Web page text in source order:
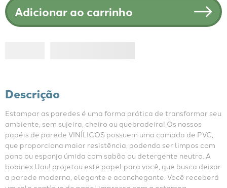
Adicionar ao carrinho
Descrição
Estampar as paredes é uma forma prática de transformar seu
ambiente, sem sujeira, cheiro ou quebradeira! Os nossos
papéis de parede VINÍLICOS possuem uma camada de PVC,
que proporciona maior resistência, podendo ser limpos com
pano ou esponja úmida com sabão ou detergente neutro. A
bobinex Uau! projetou este papel para você, que busca deixar
a parede moderna, elegante e aconchegante. Você receberá